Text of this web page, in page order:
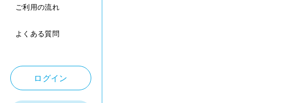
ご利用の流れ
よくある質問
ログイン